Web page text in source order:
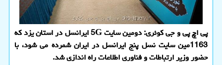
پی اچ پی و جی کوئری: دومین سایت 5G ایرانسل در استان یزد که
1163مین سایت نسل پنج ایرانسل در ایران شمرده می شود، با
حضور وزیر ارتباطات و فناوری اطلاعات راه اندازی شد.